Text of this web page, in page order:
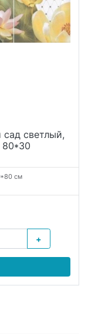
светлый,
80*30
см
+